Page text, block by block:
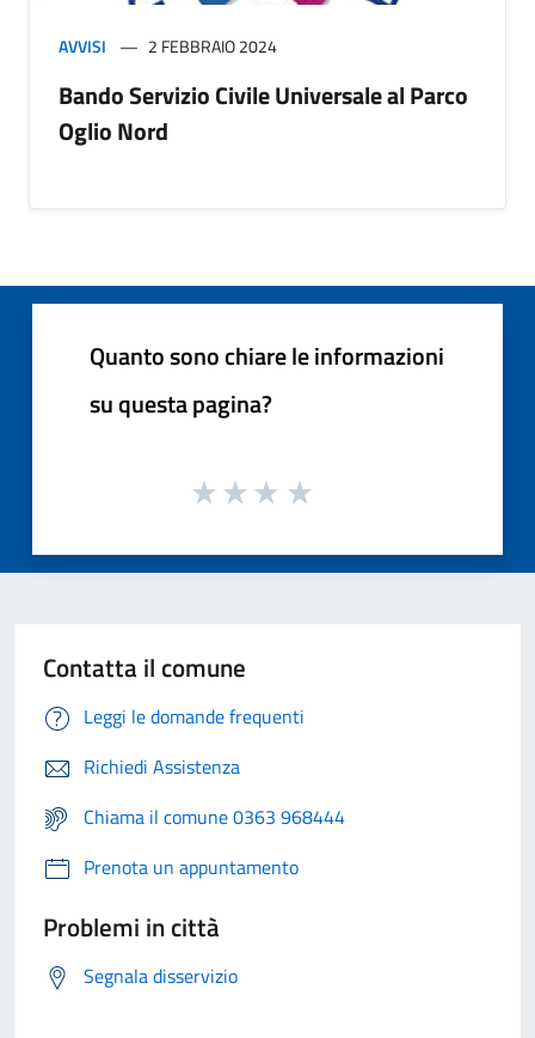
AVVISI 2 FEBBRAIO 2024
Bando Servizio Civile Universale al Parco
Oglio Nord
Quanto sono chiare le informazioni
su questa pagina?
Contatta il comune
Leggi le domande frequenti
Richiedi Assistenza
Chiama il comune 0363 968444
Prenota un appuntamento
Problemi in città
Segnala disservizio